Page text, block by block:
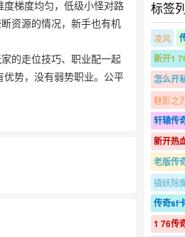
梯度均匀，低级小怪对路
资源的情况，新手也有机
的走位技巧、职业配一起
势，没有弱势职业。公平
标签
凌风
新开1
怎么开
魅影之
轩辕传
新开热
老版传
镇妖除
传奇sf
1 76传